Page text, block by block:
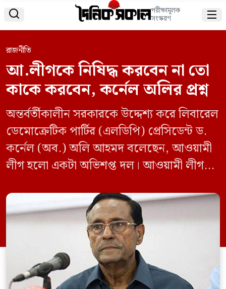
 পরীক্ষামূলক
সংস্করণ 
রাজনীতি
আ.লীগকে নিষিদ্ধ করবেন না তো
কাকে করবেন, কর্নেল অলির প্রশ্ন
অন্তর্বর্তীকালীন সরকারকে উদ্দেশ্য করে লিবারেল
ডেমোক্রেটিক পার্টির (এলডিপি) প্রেসিডেন্ট ড.
কর্নেল (অব.) অলি আহমদ বলেছেন, আওয়ামী
লীগ হলো একটা অভিশপ্ত দল। আওয়ামী লীগ
মানুষকে আহত করেছে। তাহলে আপনারা
আওয়ামী লীগকে নিষিদ্ধ করবেন না তো কাকে
নিষিদ্ধ করবেন? আর কয়টা লাশ পড়লে আপনারা
তাদের নিষিদ্ধ করবেন। জাতীয় পার্টিও দালাল।
[…]